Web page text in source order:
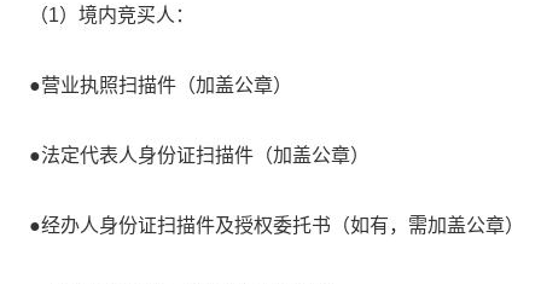
（1）境内竞买人：
●营业执照扫描件（加盖公章）
●法定代表人身份证扫描件（加盖公章）
●经办人身份证扫描件及授权委托书（如有，需加盖公章）